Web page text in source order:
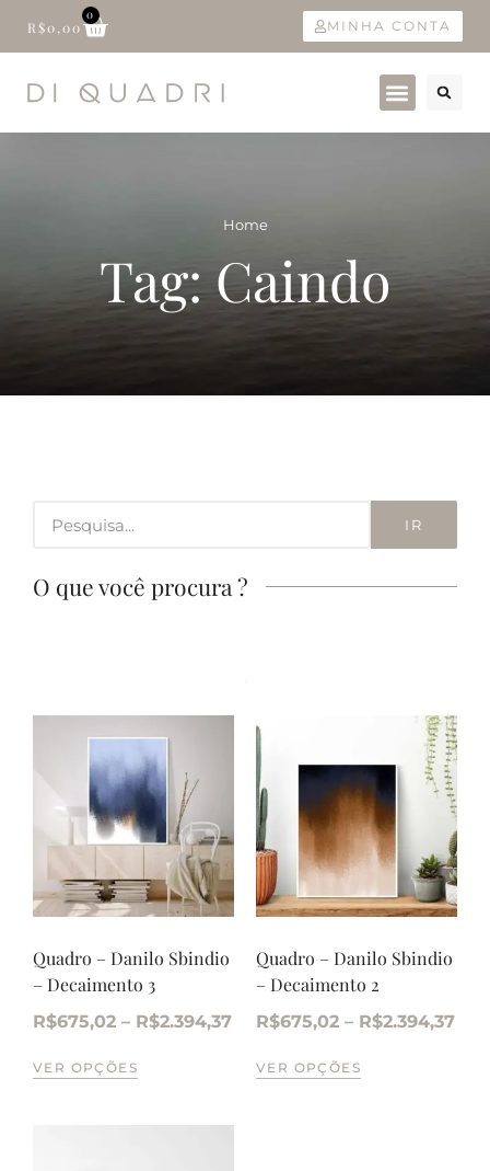
R$0,00
0
MINHA CONTA
Home
Tag: Caindo
IR
O que você procura ?
Quadro – Danilo Sbindio
– Decaimento 3
R$675,02 – R$2.394,37
VER OPÇÕES
Quadro – Danilo Sbindio
– Decaimento 2
R$675,02 – R$2.394,37
VER OPÇÕES